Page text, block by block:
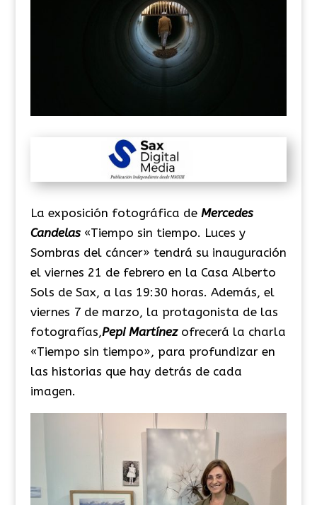
La exposición fotográfica de Mercedes
Candelas«Tiempo sin tiempo. Luces y
Sombras del cáncer» tendrá su inauguración
el viernes 21 de febrero en la Casa Alberto
Sols de Sax, a las 19:30 horas. Además, el
viernes 7 de marzo, la protagonista de las
fotografías,Pepi Martínezofrecerá la charla
«Tiempo sin tiempo», para profundizar en
las historias que hay detrás de cada
imagen.